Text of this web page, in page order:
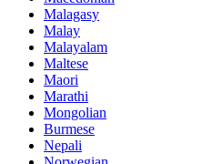
Malagasy
Malay
Malayalam
Maltese
Maori
Marathi
Mongolian
Burmese
Nepali